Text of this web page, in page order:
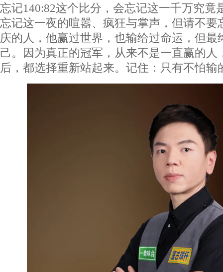
忘记140:82这个比分，会忘记这一千万究竟
忘记这一夜的喧嚣、疯狂与掌声，但请不要
庆的人，他赢过世界，也输给过命运，但最
己。因为真正的冠军，从来不是一直赢的人
后，都选择重新站起来。记住：只有不怕输